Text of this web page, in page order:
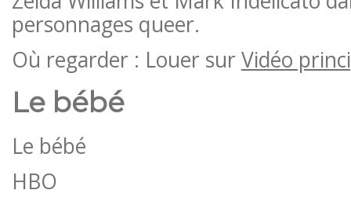
personnages queer.
Où regarder : Louer sur Vidéo
Le bébé
Le bébé
HBO